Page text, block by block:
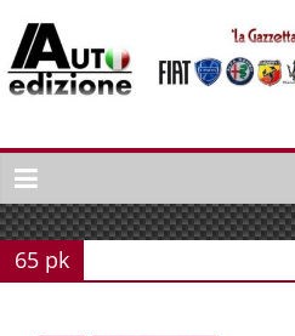
naar
inhoud
Auto
Edizione
La
Gazetta
dell'Automobile
65 pk